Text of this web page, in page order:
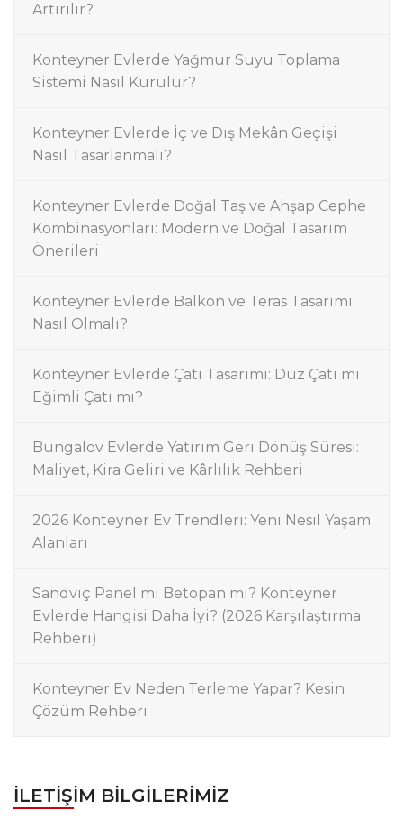
Artırılır?
Konteyner Evlerde Yağmur Suyu Toplama
Sistemi Nasıl Kurulur?
Konteyner Evlerde İç ve Dış Mekân Geçişi
Nasıl Tasarlanmalı?
Konteyner Evlerde Doğal Taş ve Ahşap Cephe
Kombinasyonları: Modern ve Doğal Tasarım
Önerileri
Konteyner Evlerde Balkon ve Teras Tasarımı
Nasıl Olmalı?
Konteyner Evlerde Çatı Tasarımı: Düz Çatı mı
Eğimli Çatı mı?
Bungalov Evlerde Yatırım Geri Dönüş Süresi:
Maliyet, Kira Geliri ve Kârlılık Rehberi
2026 Konteyner Ev Trendleri: Yeni Nesil Yaşam
Alanları
Sandviç Panel mi Betopan mı? Konteyner
Evlerde Hangisi Daha İyi? (2026 Karşılaştırma
Rehberi)
Konteyner Ev Neden Terleme Yapar? Kesin
Çözüm Rehberi
İLETIŞIM BILGILERIMIZ